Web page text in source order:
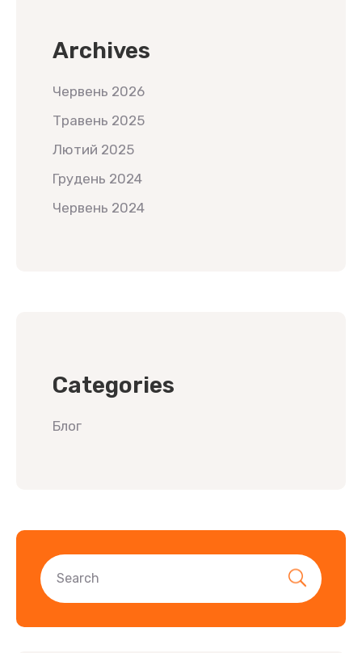
Archives
Червень 2026
Травень 2025
Лютий 2025
Грудень 2024
Червень 2024
Categories
Блог